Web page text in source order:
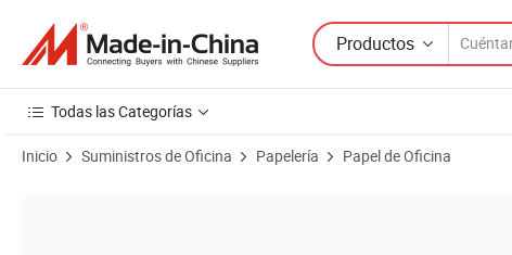
Productos
Todas las Categorías
Inicio Suministros de Oficina Papelería Papel de Oficina